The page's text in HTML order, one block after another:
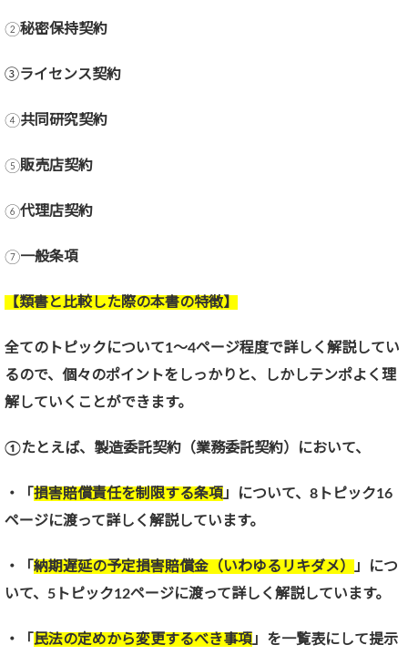
②秘密保持契約
➂ライセンス契約
④共同研究契約
⑤販売店契約
⑥代理店契約
⑦一般条項
【類書と比較した際の本書の特徴】
全てのトピックについて1～4ページ程度で詳しく解説してい
るので、個々のポイントをしっかりと、しかしテンポよく理
解していくことができます。
①たとえば、製造委託契約（業務委託契約）において、
・「 損害賠償責任を制限する条項」について、8トピック16
ページに渡って詳しく解説しています。
・「 納期遅延の予定損害賠償金（いわゆるリキダメ） 」につ
いて、5トピック12ページに渡って詳しく解説しています。
・「 民法の定めから変更するべき事項」を一覧表にして提示